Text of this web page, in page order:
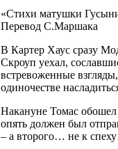
«Стихи матушки
Перевод С.Маршака
В Картер Хаус сразу
Скроуп уехал,
встревоженные
одиночестве
Накануне Томас обошел
опять должен был
– а второго… не к